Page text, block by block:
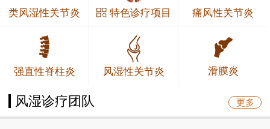
类风湿性关节炎 特色诊疗项目 痛风性关节炎
强直性脊柱炎 风湿性关节炎 滑膜炎
风湿诊疗团队 更多